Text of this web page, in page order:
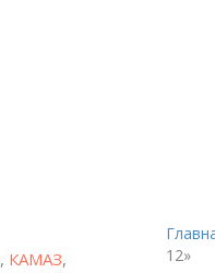
, КАМАЗ,
12»